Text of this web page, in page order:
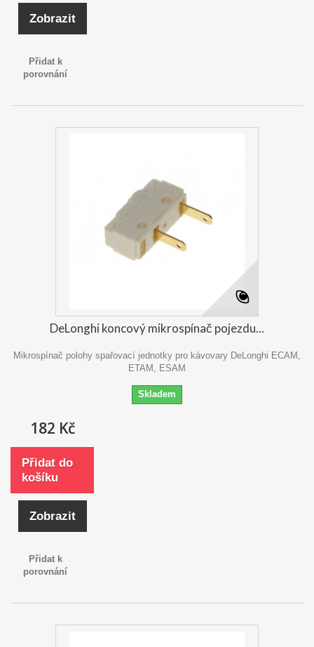
Zobrazit
Přidat k
porovnání
DeLonghi koncový mikrospínač pojezdu...
Mikrospínač polohy spařovací jednotky pro kávovary DeLonghi ECAM,
ETAM, ESAM
Skladem
182 Kč
Přidat do
košíku
Zobrazit
Přidat k
porovnání